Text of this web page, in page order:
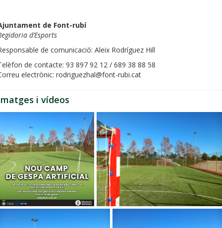
de Font-rubí
d’Esports
de comunicació: Aleix Rodríguez Hill
de contacte: 93 897 92 12 / 689 38 88 58
electrònic: rodriguezhal@font-rubi.cat
i vídeos